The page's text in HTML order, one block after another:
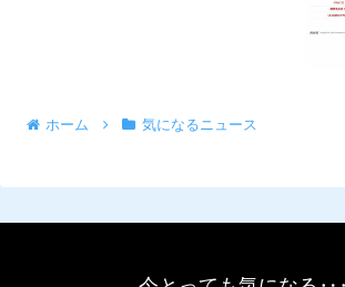
ホーム 気になるニュース